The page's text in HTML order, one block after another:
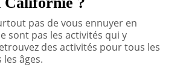
pas de vous ennuyer en
sont pas les activités qui y
des activités pour tous les
âges.